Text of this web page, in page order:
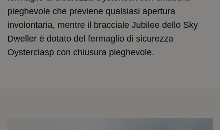
pieghevole che previene qualsiasi apertura
involontaria, mentre il bracciale Jubilee dello Sky
Dweller è dotato del fermaglio di sicurezza
Oysterclasp con chiusura pieghevole.